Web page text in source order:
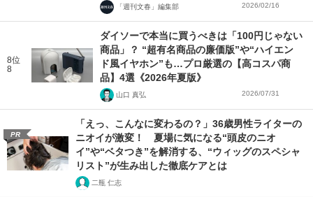
「週刊文春」編集部 2026/02/16
8位
8
ダイソーで本当に買うべきは「100円じゃない
商品」？ “超有名商品の廉価版”や“ハイエン
ド風イヤホン”も…プロ厳選の【高コスパ商
品】4選《2026年夏版》
山口 真弘 2026/07/31
PR
「えっ、こんなに変わるの？」36歳男性ライターの
ニオイが激変！ 夏場に気になる“頭皮のニオ
イ”や“ベタつき”を解消する、“ウィッグのスペシャ
リスト”が生み出した徹底ケアとは
二瓶 仁志